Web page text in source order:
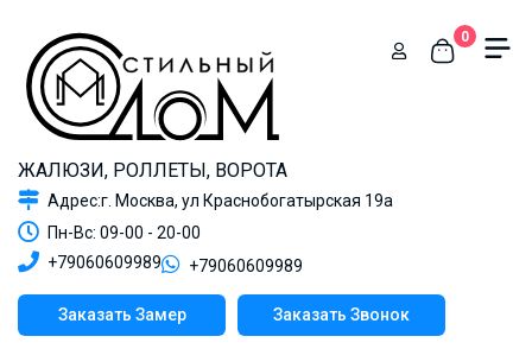
ЖАЛЮЗИ, РОЛЛЕТЫ, ВОРОТА
Адрес:г. Москва, ул Краснобогатырская 19а
Пн-Вс: 09-00 - 20-00
+79060609989
+79060609989
Заказать Замер Заказать Звонок
0